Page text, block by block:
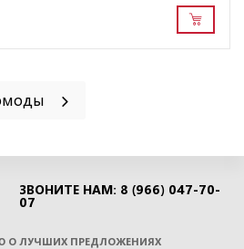
ЗВОНИТЕ НАМ: 8 (966) 047-70-
07
О ЛУЧШИХ ПРЕДЛОЖЕНИЯХ